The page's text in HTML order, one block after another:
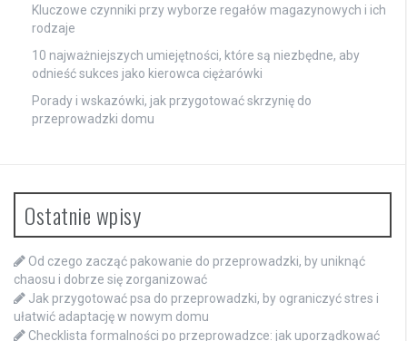
Kluczowe czynniki przy wyborze regałów magazynowych i ich
rodzaje
10 najważniejszych umiejętności, które są niezbędne, aby
odnieść sukces jako kierowca ciężarówki
Porady i wskazówki, jak przygotować skrzynię do
przeprowadzki domu
Ostatnie wpisy
Od czego zacząć pakowanie do przeprowadzki, by uniknąć
chaosu i dobrze się zorganizować
Jak przygotować psa do przeprowadzki, by ograniczyć stres i
ułatwić adaptację w nowym domu
Checklista formalności po przeprowadzce: jak uporządkować